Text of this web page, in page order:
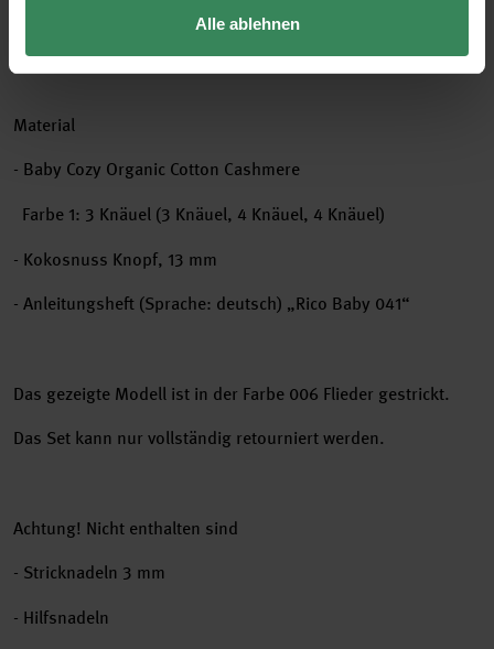
Alle ablehnen
56/68 (74/80 – 86/92 – 98/104)
Material
- Baby Cozy Organic Cotton Cashmere
Farbe 1: 3 Knäuel (3 Knäuel, 4 Knäuel, 4 Knäuel)
- Kokosnuss Knopf, 13 mm
- Anleitungsheft (Sprache: deutsch) „Rico Baby 041“
Das gezeigte Modell ist in der Farbe 006 Flieder gestrickt.
Das Set kann nur vollständig retourniert werden.
Achtung! Nicht enthalten sind
- Stricknadeln 3 mm
- Hilfsnadeln